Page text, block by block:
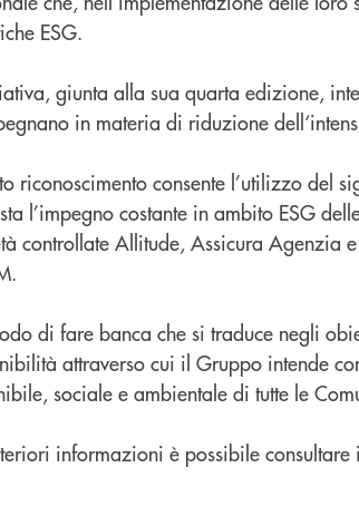
ESG.
giunta alla sua quarta edizione,
in materia di riduzione
riconoscimento consente l’utilizzo del
l’impegno costante in ambito ESG
controllate Allitude, Assicura Agenzia
di fare banca che si traduce negli
attraverso cui il Gruppo intende
sociale e ambientale di tutte le
informazioni è possibile